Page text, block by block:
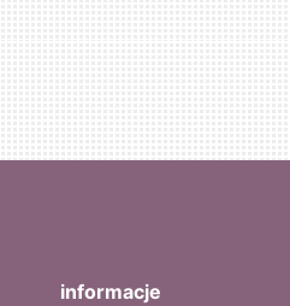
informacje